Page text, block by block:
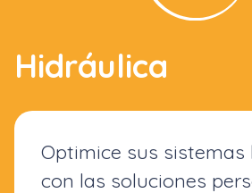
Hidráulica
Optimice sus sistemas
con las soluciones